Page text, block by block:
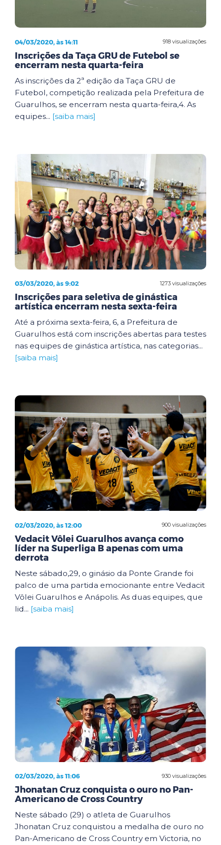
918 visualizações
04/03/2020, às 14:11
Inscrições da Taça GRU de Futebol se
encerram nesta quarta-feira
As inscrições da 2ª edição da Taça GRU de
Futebol, competição realizada pela Prefeitura de
Guarulhos, se encerram nesta quarta-feira,4. As
equipes... [saiba mais]
1273 visualizações
03/03/2020, às 9:02
Inscrições para seletiva de ginástica
artística encerram nesta sexta-feira
Até a próxima sexta-feira, 6, a Prefeitura de
Guarulhos está com inscrições abertas para testes
nas equipes de ginástica artística, nas categorias...
[saiba mais]
900 visualizações
02/03/2020, às 12:00
Vedacit Vôlei Guarulhos avança como
líder na Superliga B apenas com uma
derrota
Neste sábado,29, o ginásio da Ponte Grande foi
palco de uma partida emocionante entre Vedacit
Vôlei Guarulhos e Anápolis. As duas equipes, que
lid... [saiba mais]
930 visualizações
02/03/2020, às 11:06
Jhonatan Cruz conquista o ouro no Pan-
Americano de Cross Country
Neste sábado (29) o atleta de Guarulhos
Jhonatan Cruz conquistou a medalha de ouro no
Pan-Americano de Cross Country em Victoria, no